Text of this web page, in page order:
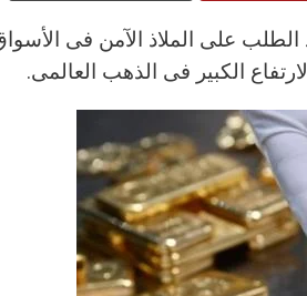
على الملاذ الآمن فى
الكبير فى الذهب العالمى.